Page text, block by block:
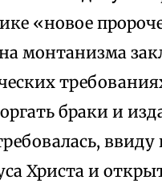
«новое
монтанизма
браки и
Христа и